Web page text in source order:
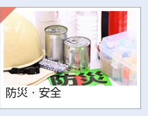
防災・安全